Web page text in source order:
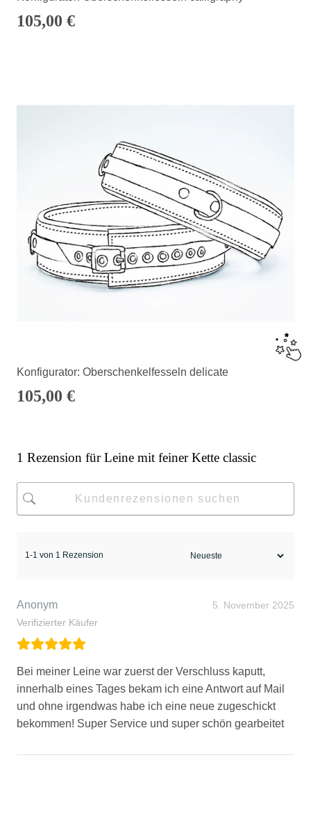
105,00 €
Konfigurator: Oberschenkelfesseln delicate
105,00 €
1 Rezension fürLeine mit feiner Kette classic
1-1 von 1 Rezension
Anonym
Verifizierter Käufer
5. November 2025
Bei meiner Leine war zuerst der Verschluss kaputt,
innerhalb eines Tages bekam ich eine Antwort auf Mail
und ohne irgendwas habe ich eine neue zugeschickt
bekommen! Super Service und super schön gearbeitet